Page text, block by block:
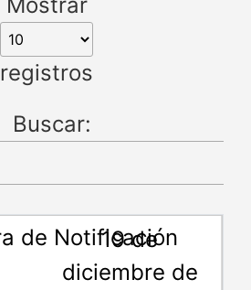
registros
Buscar:
19 de
diciembre de